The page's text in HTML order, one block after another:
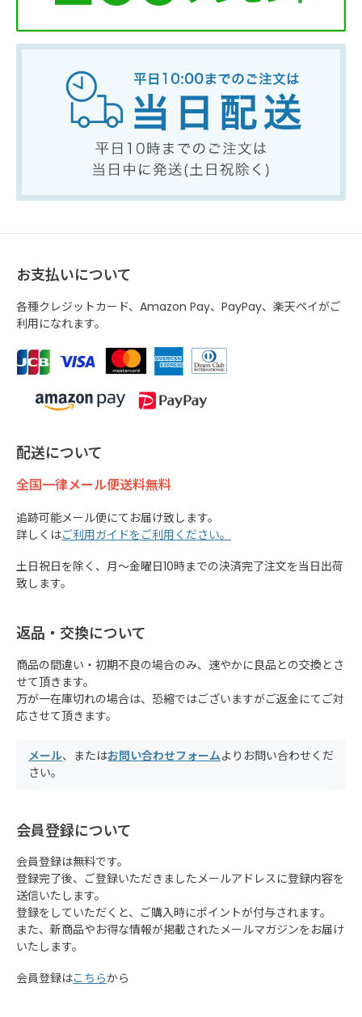
お支払いについて
各種クレジットカード、Amazon Pay、PayPay、楽天ペイがご
利用になれます。
配送について
全国一律メール便送料無料
追跡可能メール便にてお届け致します。
詳しくはご利用ガイドをご利用ください。
土日祝日を除く、月～金曜日10時までの決済完了注文を当日出荷
致します。
返品・交換について
商品の間違い・初期不良の場合のみ、速やかに良品との交換とさ
せて頂きます。
万が一在庫切れの場合は、恐縮ではございますがご返金にてご対
応させて頂きます。
メール、またはお問い合わせフォームよりお問い合わせくだ
さい。
会員登録について
会員登録は無料です。
登録完了後、ご登録いただきましたメールアドレスに登録内容を
送信いたします。
登録をしていただくと、ご購入時にポイントが付与されます。
また、新商品やお得な情報が掲載されたメールマガジンをお届け
いたします。
会員登録はこちらから